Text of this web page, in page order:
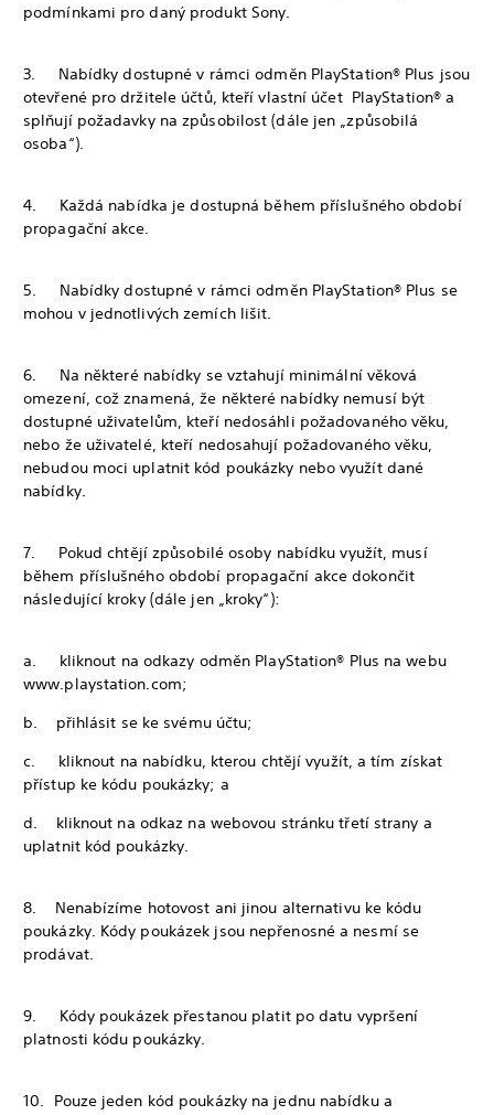
podmínkami pro daný produkt Sony.
3. Nabídky dostupné v rámci odměn PlayStation® Plus jsou
otevřené pro držitele účtů, kteří vlastní účet PlayStation® a
splňují požadavky na způsobilost (dále jen „způsobilá
osoba“).
4. Každá nabídka je dostupná během příslušného období
propagační akce.
5. Nabídky dostupné v rámci odměn PlayStation® Plus se
mohou v jednotlivých zemích lišit.
6. Na některé nabídky se vztahují minimální věková
omezení, což znamená, že některé nabídky nemusí být
dostupné uživatelům, kteří nedosáhli požadovaného věku,
nebo že uživatelé, kteří nedosahují požadovaného věku,
nebudou moci uplatnit kód poukázky nebo využít dané
nabídky.
7. Pokud chtějí způsobilé osoby nabídku využít, musí
během příslušného období propagační akce dokončit
následující kroky (dále jen „kroky“):
a. kliknout na odkazy odměn PlayStation® Plus na webu
www.playstation.com;
b. přihlásit se ke svému účtu;
c. kliknout na nabídku, kterou chtějí využít, a tím získat
přístup ke kódu poukázky; a
d. kliknout na odkaz na webovou stránku třetí strany a
uplatnit kód poukázky.
8. Nenabízíme hotovost ani jinou alternativu ke kódu
poukázky. Kódy poukázek jsou nepřenosné a nesmí se
prodávat.
9. Kódy poukázek přestanou platit po datu vypršení
platnosti kódu poukázky.
10. Pouze jeden kód poukázky na jednu nabídku a